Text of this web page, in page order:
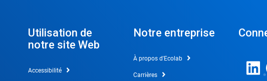
Utilisation de
notre site Web
Accessibilité
Notre entreprise
À propos d'Ecolab
Carrières